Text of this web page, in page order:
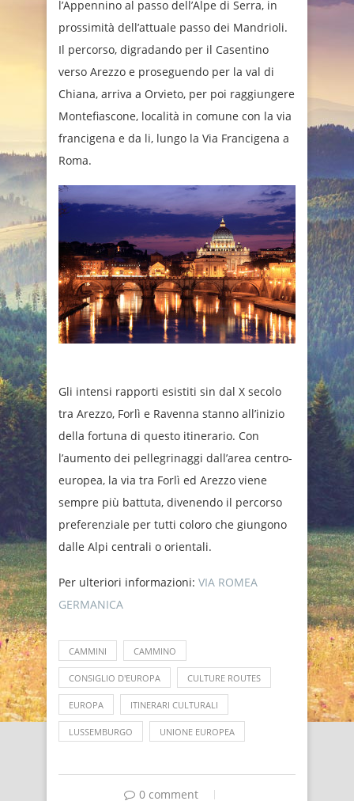
l’Appennino al passo dell’Alpe di Serra, in
prossimità dell’attuale passo dei Mandrioli.
Il percorso, digradando per il Casentino
verso Arezzo e proseguendo per la val di
Chiana, arriva a Orvieto, per poi raggiungere
Montefiascone, località in comune con la via
francigena e da li, lungo la Via Francigena a
Roma.
Gli intensi rapporti esistiti sin dal X secolo
tra Arezzo, Forlì e Ravenna stanno all’inizio
della fortuna di questo itinerario. Con
l’aumento dei pellegrinaggi dall’area centro-
europea, la via tra Forlì ed Arezzo viene
sempre più battuta, divenendo il percorso
preferenziale per tutti coloro che giungono
dalle Alpi centrali o orientali.
Per ulteriori informazioni: VIA ROMEA
GERMANICA
CAMMINI CAMMINO
CONSIGLIO D'EUROPA CULTURE ROUTES
EUROPA ITINERARI CULTURALI
LUSSEMBURGO UNIONE EUROPEA
0 comment